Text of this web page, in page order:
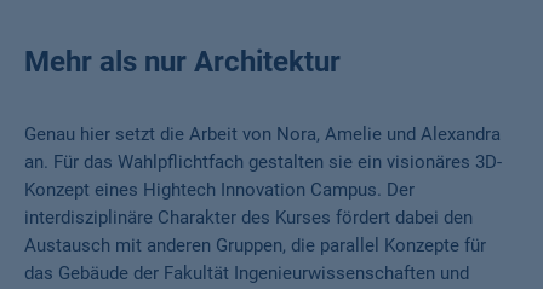
Mehr als nur Architektur
Genau hier setzt die Arbeit von Nora, Amelie und Alexandra
an. Für das Wahlpflichtfach gestalten sie ein visionäres 3D-
Konzept eines Hightech Innovation Campus. Der
interdisziplinäre Charakter des Kurses fördert dabei den
Austausch mit anderen Gruppen, die parallel Konzepte für
das Gebäude der Fakultät Ingenieurwissenschaften und